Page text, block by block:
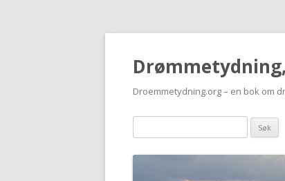
Droemmetydning.org – en bok om
søk: